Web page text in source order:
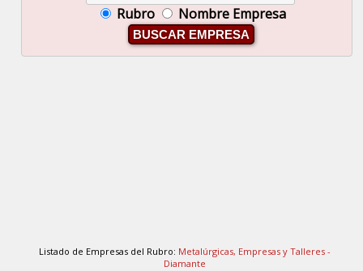
Rubro Nombre Empresa
BUSCAR EMPRESA
Listado de Empresas del Rubro: Metalúrgicas, Empresas y Talleres -
Diamante